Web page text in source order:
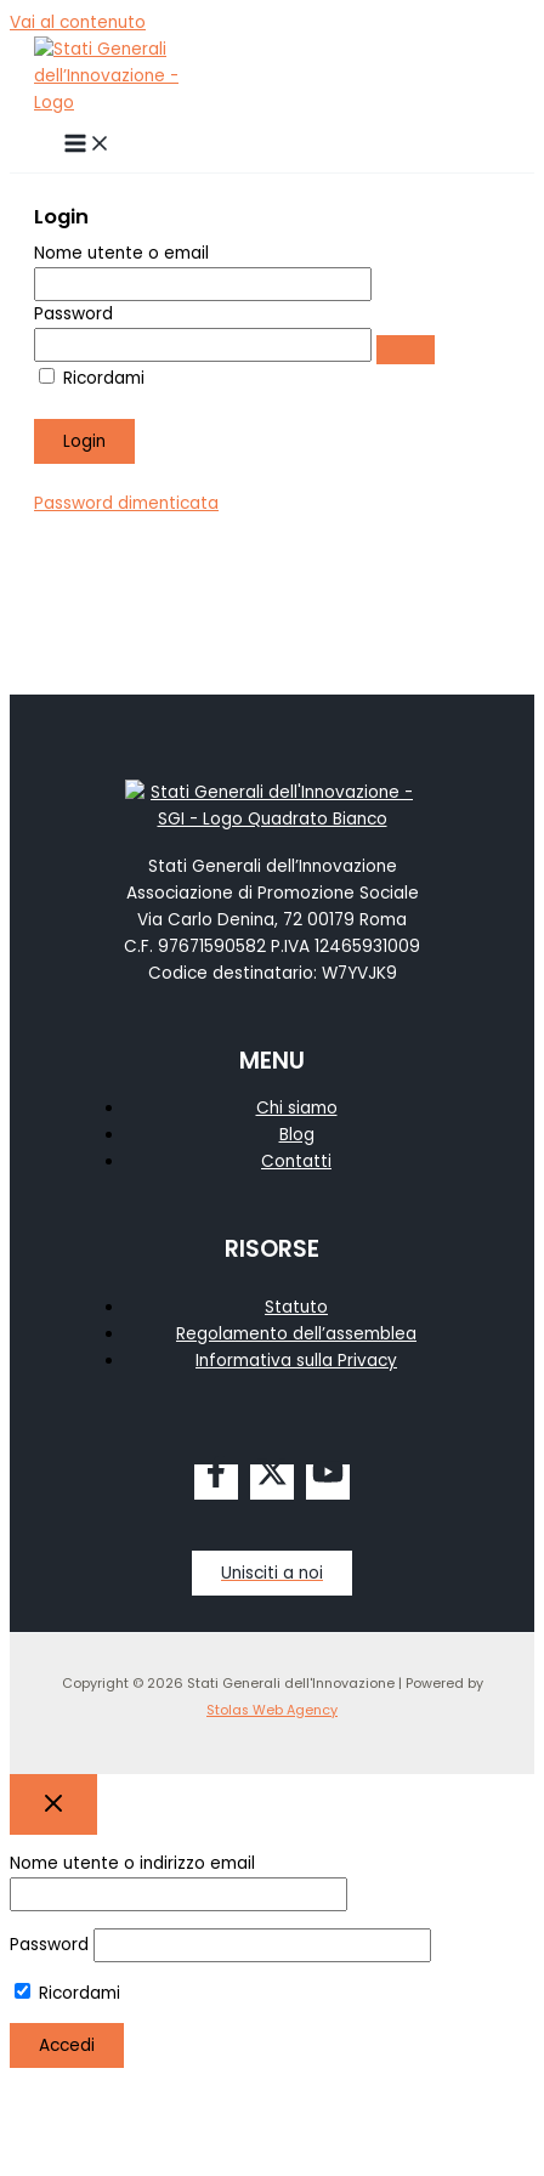
Vai al contenuto
Login
Nome utente o email
Password
Ricordami
Password dimenticata
Stati Generali dell’Innovazione
Associazione di Promozione Sociale
Via Carlo Denina, 72 00179 Roma
C.F. 97671590582 P.IVA 12465931009
Codice destinatario: W7YVJK9
MENU
Chi siamo
Blog
Contatti
RISORSE
Statuto
Regolamento dell’assemblea
Informativa sulla Privacy
Unisciti a noi
Copyright © 2026 Stati Generali dell'Innovazione | Powered by
Stolas Web Agency
Nome utente o indirizzo email
Password
Ricordami